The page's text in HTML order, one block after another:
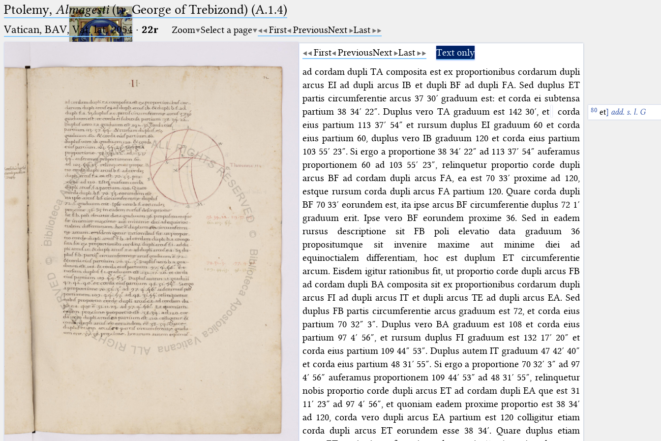
Ptolemaeus
Arabus et Latinus
(the underscore) is the placeholder
for exactly one character.
%
(the percent sign) is the
placeholder for no, one or more
than one character.
%%
(two percent signs) is the
placeholder for no, one or more
than one character, but not for
blank space (so that a search ends
at word boundaries).
🔎︎
Start
Project
Team
News
Jobs
Publications
Conference
Arabic Works
Arabic Manuscripts
Latin Works
Latin Manuscripts
Latin Early Prints
Resources
Ptolemy, Almagesti(tr. George of Trebizond) (A.1.4)
Vatican, BAV, Vat. lat. 2054 · 22r Zoom Select a page First PreviousNext Last
First PreviousNext Last
Text only
ad cordam dupli TA composita est ex proportionibus cordarum dupli
arcus EI ad dupli arcus IB et dupli BF ad dupli FA. Sed duplus ET
partis circumferentie arcus 37 30′ graduum est: et corda ei subtensa
partium 38 34′ 22″. Duplus vero TA graduum est 142 30′, et
et] add. s. l. G
corda
eius partium 113 37′ 54″ et rursum duplus EI graduum 60 et corda
eius partium 60, duplus vero IB graduum 120 et corda eius partium
103 55′ 23″. Si ergo a proportione 38 34′ 22″ ad 113 37′ 54″ auferamus
proportionem 60 ad 103 55′ 23″, relinquetur proportio corde dupli
arcus BF ad cordam dupli arcus FA, ea est 70 33′ proxime ad 120,
estque rursum corda dupli arcus FA partium 120. Quare corda dupli
BF 70 33′ eorundem est, ita ipse arcus BF circumferentie duplus 72 1′
graduum erit. Ipse vero BF eorundem proxime 36. Sed in eadem
rursus descriptione sit FB poli elevatio data graduum 36
propositumque sit invenire maxime aut minime diei ad
equinoctialem differentiam, hoc est duplum ET circumferentie
arcum. Eisdem igitur rationibus fit, ut proportio corde dupli arcus FB
ad cordam dupli BA composita sit ex proportionibus cordarum dupli
arcus FI ad dupli arcus IT et dupli arcus TE ad dupli arcus EA. Sed
duplus FB partis circumferentie arcus graduum est 72, et corda eius
partium 70 32″ 3″. Duplus vero BA graduum est 108 et corda eius
partium 97 4′ 56″, et rursum duplus FI graduum est 132 17′ 20″ et
corda eius partium 109 44″ 53″. Duplus autem IT graduum 47 42′ 40″
et corda eius partium 48 31′ 55″. Si ergo a proportione 70 32′ 3″ ad 97
4′ 56″ auferamus proportionem 109 44′ 53″ ad 48 31′ 55″, relinquetur
nobis proportio corde dupli arcus ET ad cordam dupli EA que est 31
11′ 23″ ad 97 4′ 56″, et quoniam eadem proxime proportio est 38 34′
ad 120, corda vero dupli arcus EA partium est 120 colligitur etiam
corda dupli arcus ET eorundem esse 38 34′. Quare duplus etiam